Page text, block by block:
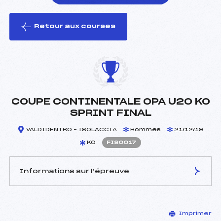
le ski
Retour aux courses
COUPE CONTINENTALE OPA U20 KO
SPRINT FINAL
VALDIDENTRO – ISOLACCIA Hommes 21/12/18
KO FIS0017
Informations sur l’épreuve
–
Imprimer